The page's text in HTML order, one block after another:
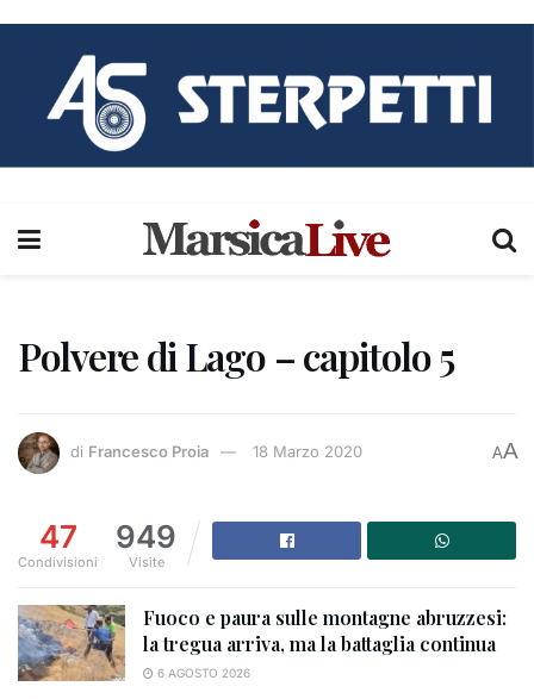
Polvere di Lago – capitolo 5
di Francesco Proia 18 Marzo 2020 AA
47
Condivisioni
949
Visite
Fuoco e paura sulle montagne abruzzesi:
la tregua arriva, ma la battaglia continua
6 AGOSTO 2026